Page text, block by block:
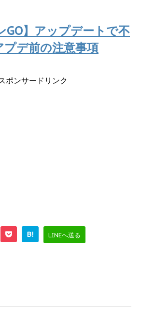
GO】アップデートで不
プデ前の注意事項
ポンサードリンク
B! LINEへ送る